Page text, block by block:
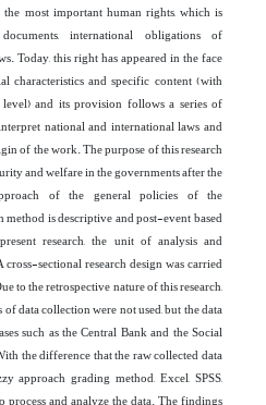
most important human rights, which is
international obligations of
Today, this right has appeared in the face
characteristics and specific content (with
and its provision follows a series of
national and international laws and
of the work. The purpose of this research
and welfare in the governments after the
of the general policies of the
method is descriptive and post-event based
research, the unit of analysis and
sectional research design was carried
to the retrospective nature of this research,
data collection were not used, but the data
such as the Central Bank and the Social
the difference that the raw collected data
approach grading method, Excel, SPSS,